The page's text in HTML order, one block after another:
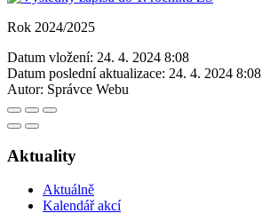
Rok 2024/2025
Datum vložení: 24. 4. 2024 8:08
Datum poslední aktualizace: 24. 4. 2024 8:08
Autor: Správce Webu
Aktuality
Aktuálně
Kalendář akcí